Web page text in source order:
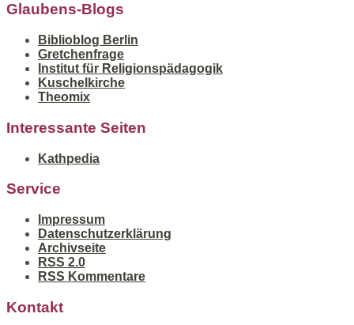
Glaubens-Blogs
Biblioblog Berlin
Gretchenfrage
Institut für Religionspädagogik
Kuschelkirche
Theomix
Interessante Seiten
Kathpedia
Service
Impressum
Datenschutzerklärung
Archivseite
RSS 2.0
RSS Kommentare
Kontakt